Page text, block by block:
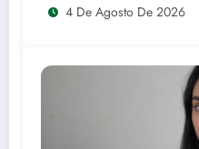
4 De Agosto De 2026